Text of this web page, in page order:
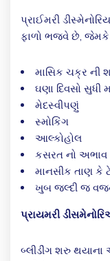
પ્રાઈમરી
ફાળો ભજવે છે, જેમકે
માસિક ચક્ર
ઘણા દિવસો સુધી
મેદસ્વીપણું
સ્મોકિંગ
આલ્કોહોલ
કસરત નો અભાવ
માનસીક તાણ કે
ખુબ જલ્દી જ
પ્રાયમરી
બ્લીડીંગ શરુ